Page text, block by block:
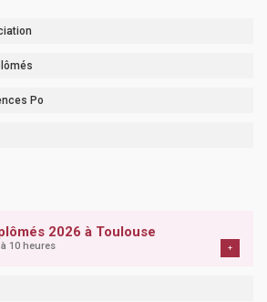
Po
2026 à Toulouse
10 heures +